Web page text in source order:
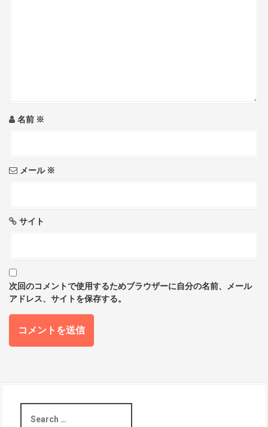
o名前 ※
メール ※
サイト
次回のコメントで使用するためブラウザーに自分の名前、メール
アドレス、サイトを保存する。